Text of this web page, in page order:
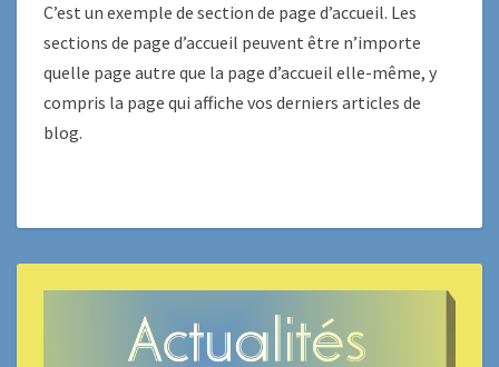
C’est un exemple de section de page d’accueil. Les
sections de page d’accueil peuvent être n’importe
quelle page autre que la page d’accueil elle-même, y
compris la page qui affiche vos derniers articles de
blog.